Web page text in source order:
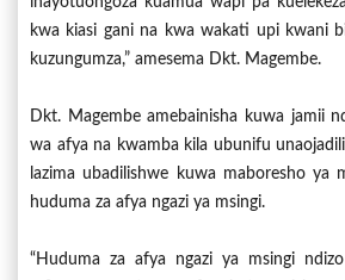
kwa kiasi gani na kwa wakati upi kwani
kuzungumza,” amesema Dkt. Magembe.
Dkt. Magembe amebainisha kuwa jamii
wa afya na kwamba kila ubunifu
lazima ubadilishwe kuwa maboresho ya
huduma za afya ngazi ya msingi.
“Huduma za afya ngazi ya msingi